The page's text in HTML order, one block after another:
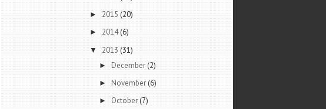
► 2015(20)
► 2014(6)
▼ 2013 (31)
► December(2)
► November(6)
► October (7)